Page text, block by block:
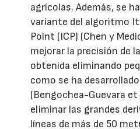
agrícolas. Además, se
variante del algoritmo
Point (ICP) (Chen y
mejorar la precisión de
obtenida eliminando
como se ha
(Bengochea-Guevara et
eliminar las grandes
líneas de más de 50